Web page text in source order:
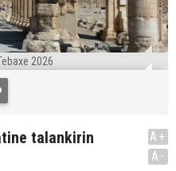
2026
talankirin
A+
A-